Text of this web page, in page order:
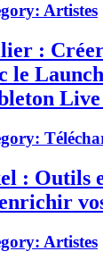
Artistes
:
le
: Outils
Artistes